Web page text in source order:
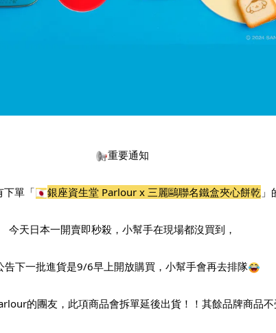
重要通知
下單「 銀座資生堂 Parlour x 三麗鷗聯名鐵盒夾心餅乾
今天日本一開賣即秒殺，小幫手在現場都沒買到，
告下一批進貨是9/6早上開放購買，小幫手會再去排隊
的團友，此項商品會拆單延後出貨！！其餘品牌商品不